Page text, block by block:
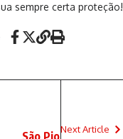
sempre certa proteção!
São PioNext Article